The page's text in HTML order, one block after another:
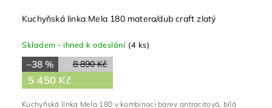
Kuchyňská linka Mela 180 matera/dub craft zlatý
Skladem - ihned k odeslání (4 ks)
8 890 Kč
–38 %
5 450 Kč
Kuchyňská linka Mela 180 v kombinaci barev antracitová, bílá